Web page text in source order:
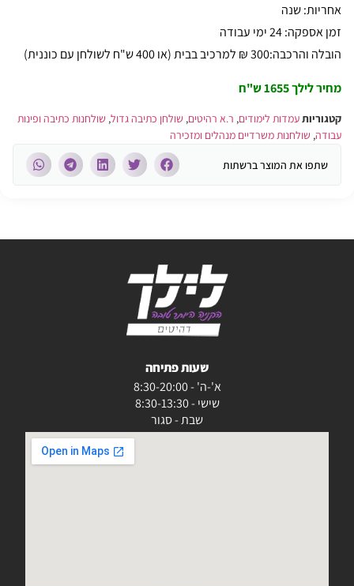
אחריות: שנה
זמן אספקה: 24 ימי עבודה
הובלה והרכבה:300 ₪ למרכיב בבית (או 400 ש"ח לשולחן עם כוננית)
מחיר לילך 1655 ש"ח
קטגוריותעמדות לימודים, ר.א רהיטים, שולחן כתיבה גדול, שולחנות כתיבה ופינות
עבודה, שולחנות משרדיים מנהלים ומזכירה
שתפו את המוצר ברשתות
שעות פתיחה
א'-ה' - 8:30-20:00
שישי - 8:30-13:30
שבת - סגור